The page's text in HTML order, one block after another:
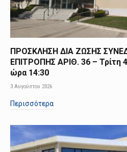
ΠΡΟΣΚΛΗΣΗ ΔΙΑ ΖΩΣΗΣ
ΕΠΙΤΡΟΠΗΣ ΑΡΙΘ. 36 – Τρίτη
ώρα 14:30
3 Αυγούστου 2026
Περισσότερα